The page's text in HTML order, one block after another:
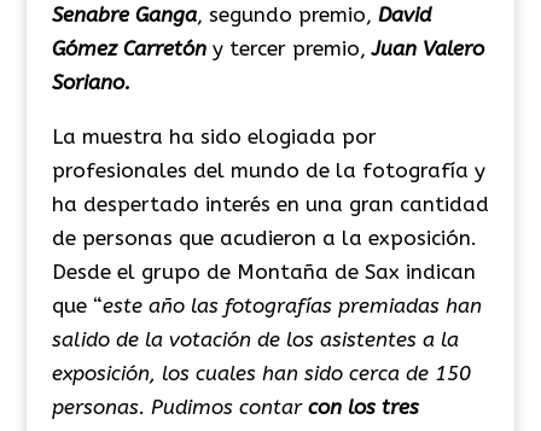
Senabre Ganga, segundo premio, David
Gómez Carretóny tercer premio,Juan Valero
Soriano.
La muestra ha sido elogiada por
profesionales del mundo de la fotografía y
ha despertado interés en una gran cantidad
de personas que acudieron a la exposición.
Desde el grupo de Montaña de Sax indican
que “este año las fotografías premiadas han
salido de la votación de los asistentes a la
exposición, los cuales han sido cerca de 150
personas. Pudimos contar con los tres